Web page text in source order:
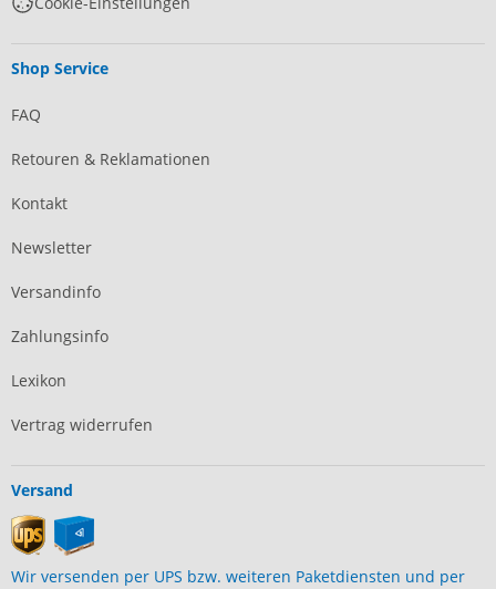
Shop Service
FAQ
Retouren & Reklamationen
Kontakt
Newsletter
Versandinfo
Zahlungsinfo
Lexikon
Vertrag widerrufen
Versand
Wir versenden per UPS bzw. weiteren Paketdiensten und per